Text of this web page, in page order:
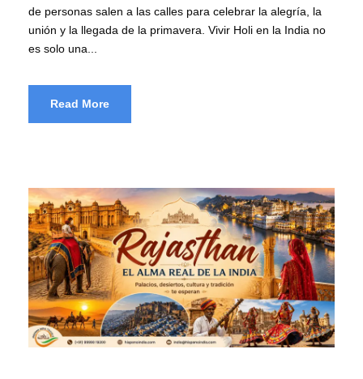
de personas salen a las calles para celebrar la alegría, la
unión y la llegada de la primavera. Vivir Holi en la India no
es solo una...
Read More